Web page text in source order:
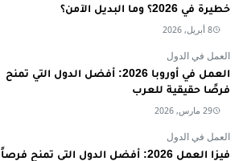
خطيرة في 2026؟ وما البديل الآمن؟
8 أبريل, 2026
العمل في الدول
العمل في أوروبا 2026: أفضل الدول التي تمنح
فرصًا حقيقية للعرب
29 مارس, 2026
العمل في الدول
فيزا العمل 2026: أفضل الدول التي تمنح فرصاً